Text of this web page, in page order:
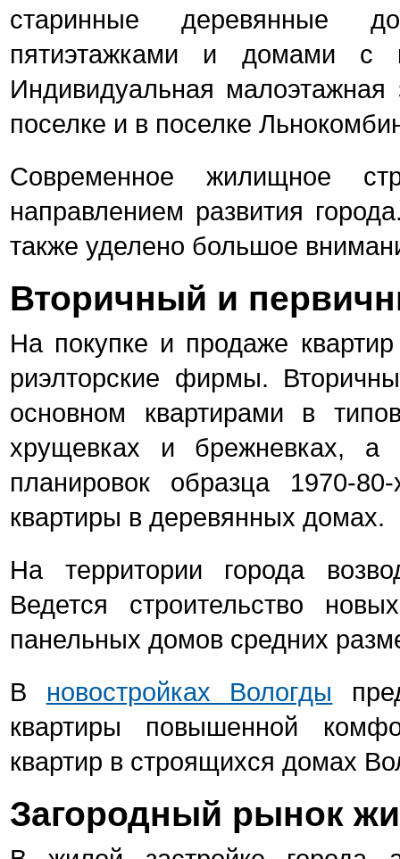
старинные деревянные
пятиэтажками и домами с
Индивидуальная малоэтажная
поселке и в поселке
Современное жилищное
направлением развития
также уделено большое
Вторичный и
На покупке и продаже
риэлторские фирмы.
основном квартирами в
хрущевках и брежневках, а
планировок образца 1970-
квартиры в деревянных домах.
На территории города
Ведется строительство
панельных домов средних
В новостройках Вологды
квартиры повышенной
квартир в строящихся домах
Загородный рынок